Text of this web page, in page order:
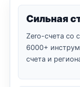
Сильная
Zero-счета со
6000+
счета и